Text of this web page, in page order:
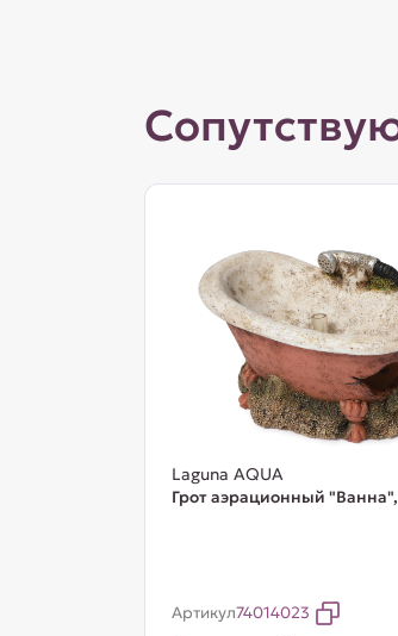
Laguna AQUA
Грот аэрационный
Артикул74014023